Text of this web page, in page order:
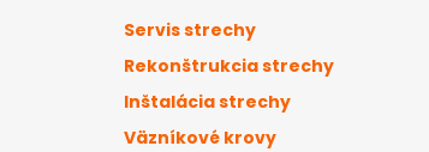
Servis strechy
Rekonštrukcia strechy
Inštalácia strechy
Väzníkové krovy